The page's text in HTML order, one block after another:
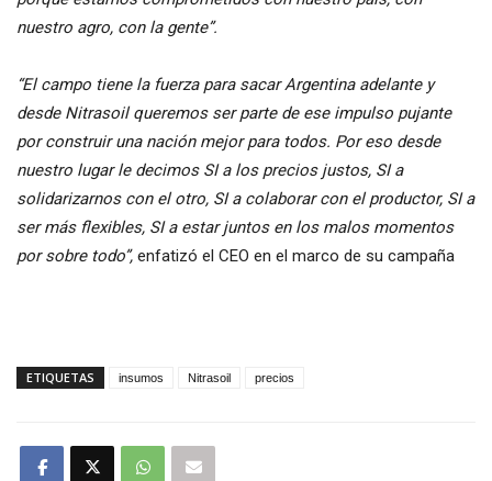
nuestro agro, con la gente”.
“El campo tiene la fuerza para sacar Argentina adelante y
desde Nitrasoil queremos ser parte de ese impulso pujante
por construir una nación mejor para todos. Por eso desde
nuestro lugar le decimos SI a los precios justos, SI a
solidarizarnos con el otro, SI a colaborar con el productor, SI a
ser más flexibles, SI a estar juntos en los malos momentos
por sobre todo”, enfatizó el CEO en el marco de su campaña
ETIQUETAS insumos Nitrasoil precios